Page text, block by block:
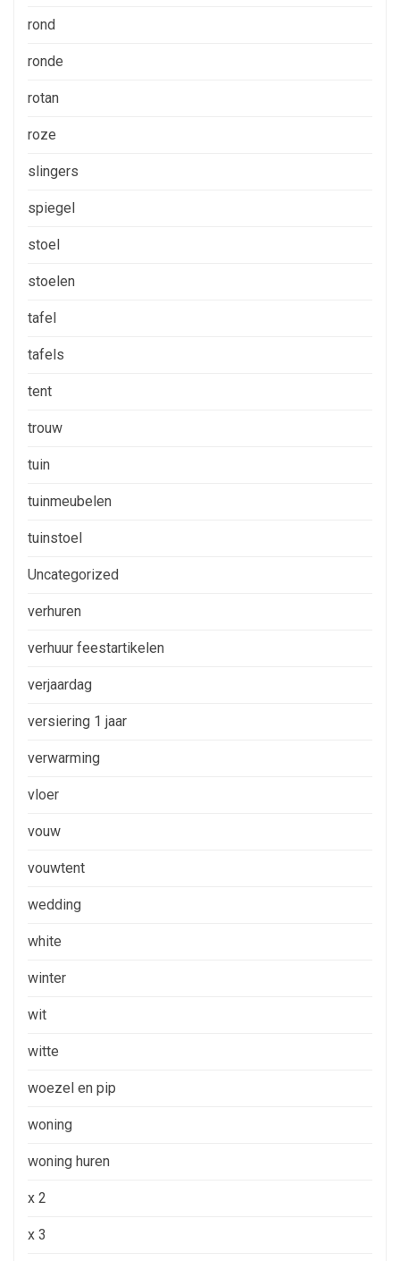
rond
ronde
rotan
roze
slingers
spiegel
stoel
stoelen
tafel
tafels
tent
trouw
tuin
tuinmeubelen
tuinstoel
Uncategorized
verhuren
verhuur feestartikelen
verjaardag
versiering 1 jaar
verwarming
vloer
vouw
vouwtent
wedding
white
winter
wit
witte
woezel en pip
woning
woning huren
x 2
x 3